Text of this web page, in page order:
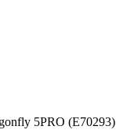
5PRO (E70293)